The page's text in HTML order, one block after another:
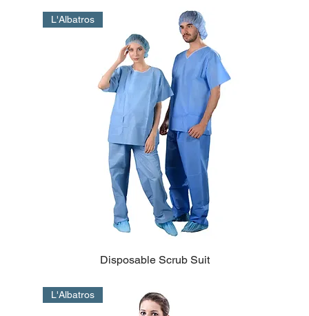
L'Albatros
Disposable Scrub Suit
L'Albatros